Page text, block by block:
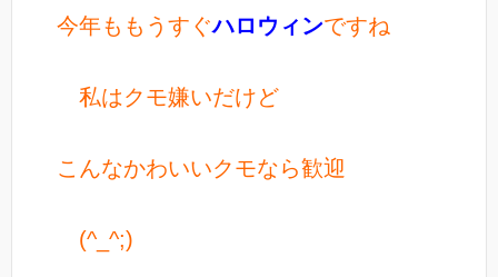
今年ももうすぐハロウィンですね
私はクモ嫌いだけど
こんなかわいいクモなら歓迎
(^_^;)